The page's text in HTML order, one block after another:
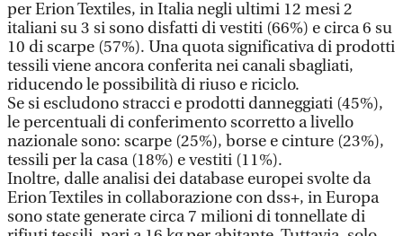
per Erion Textiles, in Italia negli ultimi 12 mesi 2
italiani su 3 si sono disfatti di vestiti (66%) e circa 6 su
10 di scarpe (57%). Una quota significativa di prodotti
tessili viene ancora conferita nei canali sbagliati,
riducendo le possibilità di riuso e riciclo.
Se si escludono stracci e prodotti danneggiati (45%),
le percentuali di conferimento scorretto a livello
nazionale sono: scarpe (25%), borse e cinture (23%),
tessili per la casa (18%) e vestiti (11%).
Inoltre, dalle analisi dei database europei svolte da
Erion Textiles in collaborazione con dss+, in Europa
sono state generate circa 7 milioni di tonnellate di